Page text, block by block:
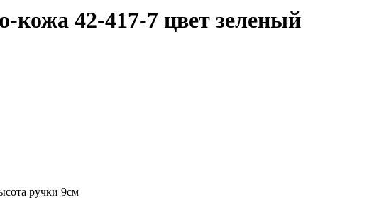
кожа 42-417-7 цвет зеленый
ручки 9см